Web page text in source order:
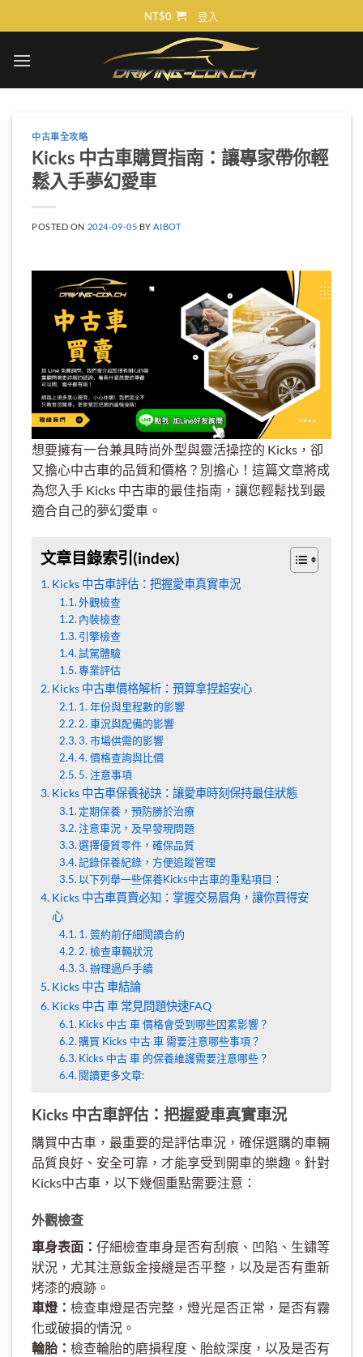
to
NT$0 登入
中古車全攻略
Kicks 中古車購買指南：讓專家帶你輕
鬆入手夢幻愛車
POSTED ON 2024-09-05 BY AIBOT
想要擁有一台兼具時尚外型與靈活操控的 Kicks，卻
又擔心中古車的品質和價格？別擔心！這篇文章將成
為您入手 Kicks 中古車的最佳指南，讓您輕鬆找到最
適合自己的夢幻愛車。
文章目錄索引(index)
Kicks 中古車評估：把握愛車真實車況
外觀檢查
內裝檢查
引擎檢查
試駕體驗
專業評估
Kicks 中古車價格解析：預算拿捏超安心
1. 年份與里程數的影響
2. 車況與配備的影響
3. 市場供需的影響
4. 價格查詢與比價
5. 注意事項
Kicks 中古車保養祕訣：讓愛車時刻保持最佳狀態
定期保養，預防勝於治療
注意車況，及早發現問題
選擇優質零件，確保品質
記錄保養紀錄，方便追蹤管理
以下列舉一些保養Kicks中古車的重點項目：
Kicks 中古車買賣必知：掌握交易眉角，讓你買得安
心
1. 簽約前仔細閱讀合約
2. 檢查車輛狀況
3. 辦理過戶手續
Kicks 中古 車結論
Kicks 中古 車 常見問題快速FAQ
Kicks 中古 車 價格會受到哪些因素影響？
購買 Kicks 中古 車 需要注意哪些事項？
Kicks 中古 車 的保養維護需要注意哪些？
閱讀更多文章:
Kicks 中古車評估：把握愛車真實車況
購買中古車，最重要的是評估車況，確保選購的車輛
品質良好、安全可靠，才能享受到開車的樂趣。針對
Kicks中古車，以下幾個重點需要注意：
外觀檢查
車身表面： 仔細檢查車身是否有刮痕、凹陷、生鏽等
狀況，尤其注意鈑金接縫是否平整，以及是否有重新
烤漆的痕跡。
車燈： 檢查車燈是否完整，燈光是否正常，是否有霧
化或破損的情況。
輪胎： 檢查輪胎的磨損程度、胎紋深度，以及是否有